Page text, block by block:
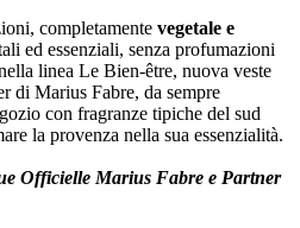
completamente vegetale e
ed essenziali, senza profumazioni
linea Le Bien-être, nuova veste
di Marius Fabre, da sempre
con fragranze tipiche del sud
la provenza nella sua essenzialità.
Officielle Marius Fabre e Partner